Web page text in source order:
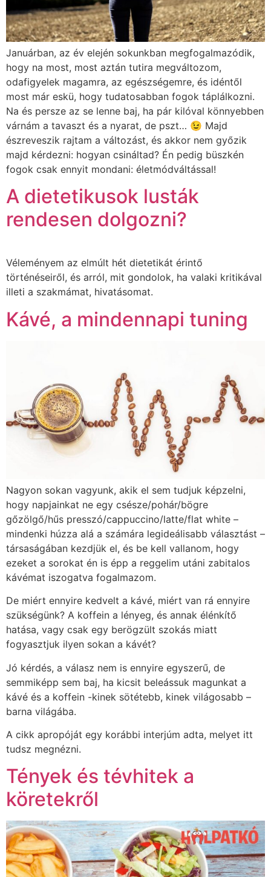
Januárban, az év elején sokunkban megfogalmazódik,
hogy na most, most aztán tutira megváltozom,
odafigyelek magamra, az egészségemre, és idéntől
most már eskü, hogy tudatosabban fogok táplálkozni.
Na és persze az se lenne baj, ha pár kilóval könnyebben
várnám a tavaszt és a nyarat, de pszt… 😉 Majd
észreveszik rajtam a változást, és akkor nem győzik
majd kérdezni: hogyan csináltad? Én pedig büszkén
fogok csak ennyit mondani: életmódváltással!
A dietetikusok lusták
rendesen dolgozni?
Véleményem az elmúlt hét dietetikát érintő
történéseiről, és arról, mit gondolok, ha valaki kritikával
illeti a szakmámat, hivatásomat.
Kávé, a mindennapi tuning
Nagyon sokan vagyunk, akik el sem tudjuk képzelni,
hogy napjainkat ne egy csésze/pohár/bögre
gőzölgő/hűs presszó/cappuccino/latte/flat white –
mindenki húzza alá a számára legideálisabb választást –
társaságában kezdjük el, és be kell vallanom, hogy
ezeket a sorokat én is épp a reggelim utáni zabitalos
kávémat iszogatva fogalmazom.
De miért ennyire kedvelt a kávé, miért van rá ennyire
szükségünk? A koffein a lényeg, és annak élénkítő
hatása, vagy csak egy berögzült szokás miatt
fogyasztjuk ilyen sokan a kávét?
Jó kérdés, a válasz nem is ennyire egyszerű, de
semmiképp sem baj, ha kicsit beleássuk magunkat a
kávé és a koffein -kinek sötétebb, kinek világosabb –
barna világába.
A cikk apropóját egy korábbi interjúm adta, melyet itt
tudsz megnézni.
Tények és tévhitek a
köretekről